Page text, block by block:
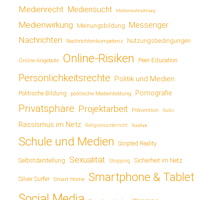
Medienrecht Mediensucht Medienwahrnehmung
Medienwirkung Meinungsbildung Messenger
Nachrichten Nachrichtenkompetenz Nutzungsbedingungen
Online-Angebote Online-Risiken Peer-Education
Persönlichkeitsrechte Politik und Medien
Politische Bildung politische Medienbildung Pornografie
Privatsphäre Projektarbeit Prävention Radio
Rassismus im Netz Religionsunterricht Rundfunk
Schule und Medien Scripted Reality
Selbstdarstellung Sexualität Shopping Sicherheit im Netz
Silver Surfer Smart Home Smartphone & Tablet